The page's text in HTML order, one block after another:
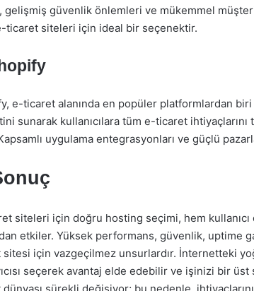
gelişmiş güvenlik önlemleri ve mükemmel
ticaret siteleri için ideal bir seçenektir.
e-ticaret alanında en popüler platformlardan biri
sunarak kullanıcılara tüm e-ticaret
uygulama entegrasyonları ve güçlü
siteleri için doğru hosting seçimi, hem kullanıcı
etkiler. Yüksek performans, güvenlik, uptime
için vazgeçilmez unsurlardır. İnternetteki
seçerek avantaj elde edebilir ve işinizi bir